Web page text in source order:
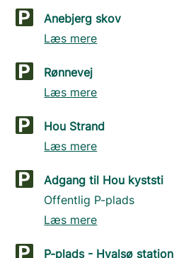
Anebjerg skov
Læs mere
Rønnevej
Læs mere
Hou Strand
Læs mere
Adgang til Hou kyststi
Offentlig P-plads
Læs mere
P-plads - Hvalsø station